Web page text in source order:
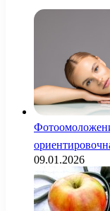
09.01.2026